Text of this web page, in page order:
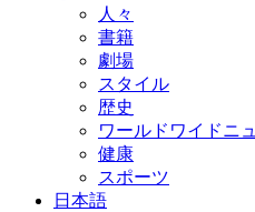
人々
書籍
劇場
スタイル
歴史
ワールドワイドニ
健康
スポーツ
日本語